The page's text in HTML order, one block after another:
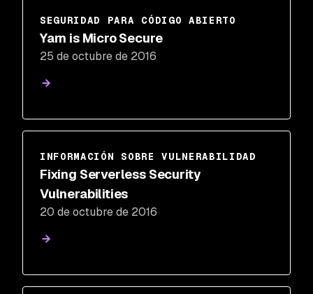
SEGURIDAD PARA CÓDIGO ABIERTO
Yarn is Micro Secure
25 de octubre de 2016
INFORMACIÓN SOBRE VULNERABILIDAD
Fixing Serverless Security
Vulnerabilities
20 de octubre de 2016